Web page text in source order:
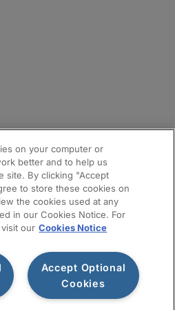
情報セキュリティ基本方針
on your computer or
better and to help us
site. By clicking "Accept
to store these cookies on
the cookies used at any
in our Cookies Notice. For
our Cookies Notice
Accept Optional
Cookies